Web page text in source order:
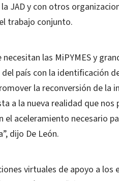
JAD y con otros
trabajo conjunto.
las MiPYMES y
país con la identificación
la reconversión de la
a la nueva realidad que nos
aceleramiento necesario
dijo De León.
virtuales de apoyo a